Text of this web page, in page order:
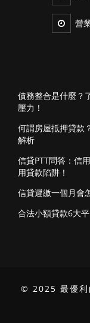
營
債務整合是什麼？
壓力！
何謂房屋抵押貸款
解析
信貸PTT問答：信
用貸款陷阱！
信貸遲繳一個月會
合法小額貸款6大
© 2025 最優